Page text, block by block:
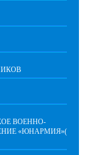
ВОЕННО-
«ЮНАРМИЯ»(